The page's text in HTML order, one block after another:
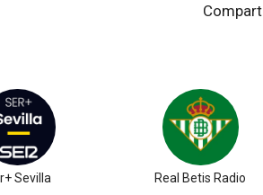
Sevilla Real Betis Radio